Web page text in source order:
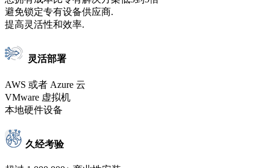
避免锁定专有设备供应商.
提高灵活性和效率.
灵活部署
AWS 或者 Azure 云
VMware 虚拟机
本地硬件设备
久经考验